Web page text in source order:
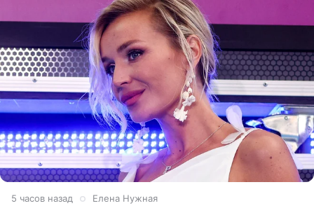
5 часов назад Елена Нужная